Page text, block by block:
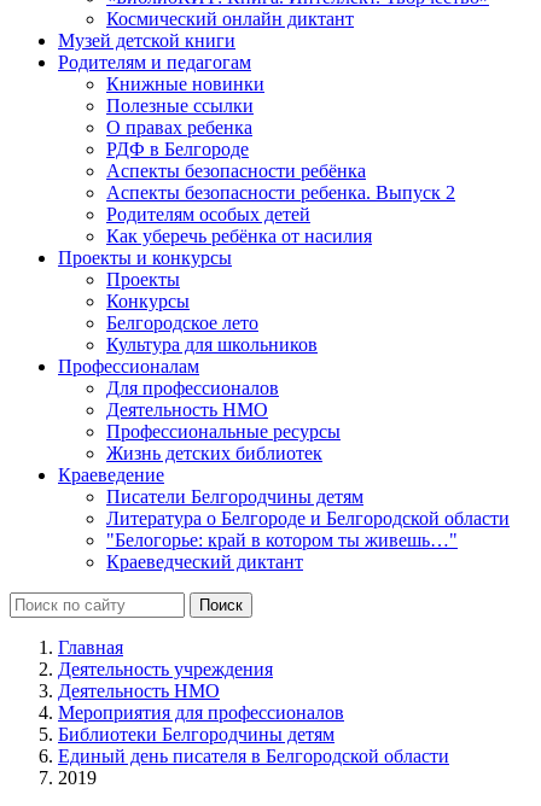
Космический онлайн диктант
Музей детской книги
Родителям и педагогам
Книжные новинки
Полезные ссылки
О правах ребенка
РДФ в Белгороде
Аспекты безопасности ребёнка
Аспекты безопасности ребенка. Выпуск 2
Родителям особых детей
Как уберечь ребёнка от насилия
Проекты и конкурсы
Проекты
Конкурсы
Белгородское лето
Культура для школьников
Профессионалам
Для профессионалов
Деятельность НМО
Профессиональные ресурсы
Жизнь детских библиотек
Краеведение
Писатели Белгородчины детям
Литература о Белгороде и Белгородской области
"Белогорье: край в котором ты живешь…"
Краеведческий диктант
Главная
Деятельность учреждения
Деятельность НМО
Мероприятия для профессионалов
Библиотеки Белгородчины детям
Единый день писателя в Белгородской области
2019